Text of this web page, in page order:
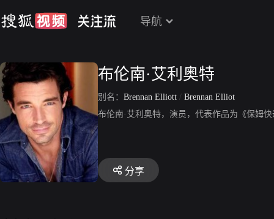
导航
布伦南·艾利奥特
别名： Brennan Elliott / Brennan Elliot
布伦南·艾利奥特，演员，代表作品为《保姆
分享